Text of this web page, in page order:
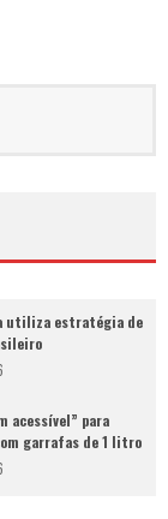
utiliza estratégia de
acessível” para
garrafas de 1 litro